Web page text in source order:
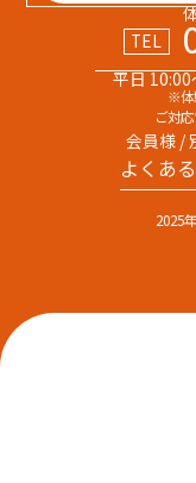
TEL
平日
※体
ご対
会員様 /
よくあ
2025